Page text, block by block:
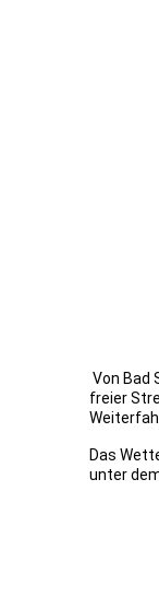
Von Bad
freier
Das
unter